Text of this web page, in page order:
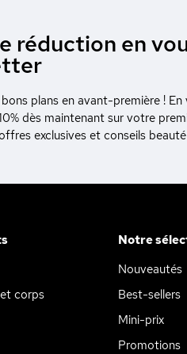
réduction en
plans en avant-première !
dès maintenant sur votre
exclusives et conseils
corps
Notre
Nouveautés
Best-sellers
Mini-prix
Promotions